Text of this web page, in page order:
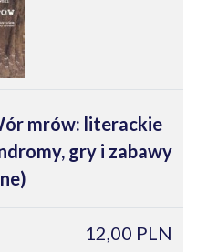
mrów: literackie
gry i zabawy
12,00 PLN